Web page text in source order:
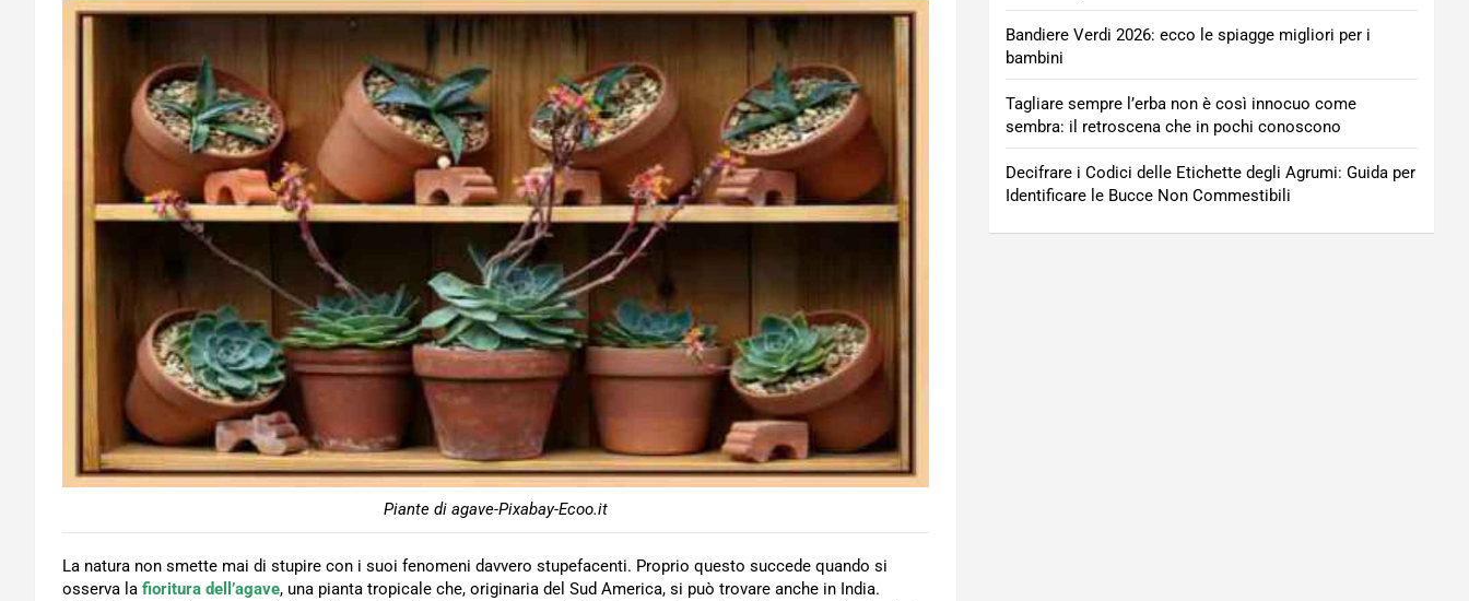
Piante di agave-Pixabay-Ecoo.it
La natura non smette mai di stupire con i suoi fenomeni davvero stupefacenti. Proprio questo succede quando si
osserva la fioritura dell’agave, una pianta tropicale che, originaria del Sud America, si può trovare anche in India.
Bandiere Verdi 2026: ecco le spiagge migliori per i
bambini
Tagliare sempre l’erba non è così innocuo come
sembra: il retroscena che in pochi conoscono
Decifrare i Codici delle Etichette degli Agrumi: Guida per
Identificare le Bucce Non Commestibili